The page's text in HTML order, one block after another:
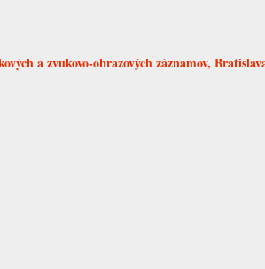
a zvukovo-obrazových záznamov,